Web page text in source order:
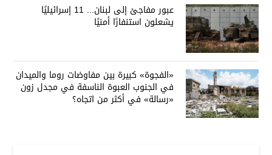
عبور مفاجئ إلى لبنان... 11 إسرائيليًا
يشعلون استنفارًا أمنيًا
«الفجوة» كبيرة بين مفاوضات روما والميدان
في الجنوب العبوة الناسفة في مجدل زون
«رسالة» في أكثر من اتجاه؟